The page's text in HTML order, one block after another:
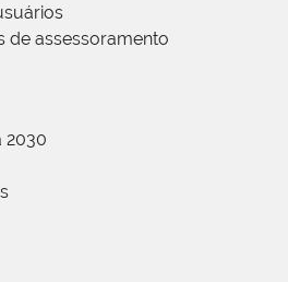
de assessoramento
2030